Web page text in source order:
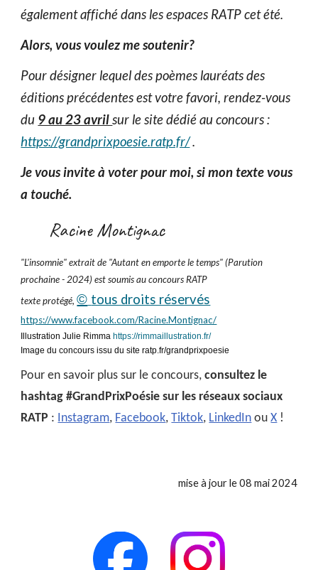
également affiché dans les espaces RATP cet été.
Alors, vous voulez me soutenir?
Pour désigner lequel des poèmes lauréats des
éditions précédentes est votre favori, rendez-vous
du 9 au 23 avrilsur le site dédié au concours :
https://grandprixpoesie.ratp.fr/.
Je vous invite à voter pour moi, si mon texte vous
a touché.
Racine Montignac
"L'insomnie" extrait de "Autant en emporte le temps" (Parution
prochaine - 2024) est soumis au concours RATP
texte protégé,© tous droits réservés
https://www.facebook.com/Racine.Montignac/
Illustration Julie Rimma https://rimmaillustration.fr/
Imagedu concours issu du site ratp.fr/grandprixpoesie
Pour en savoir plus sur le concours,consultez le
hashtag #GrandPrixPoésie sur les réseaux sociaux
RATP : Instagram, Facebook,Tiktok, LinkedIn ouX !
mise à jour le 08 mai 2024